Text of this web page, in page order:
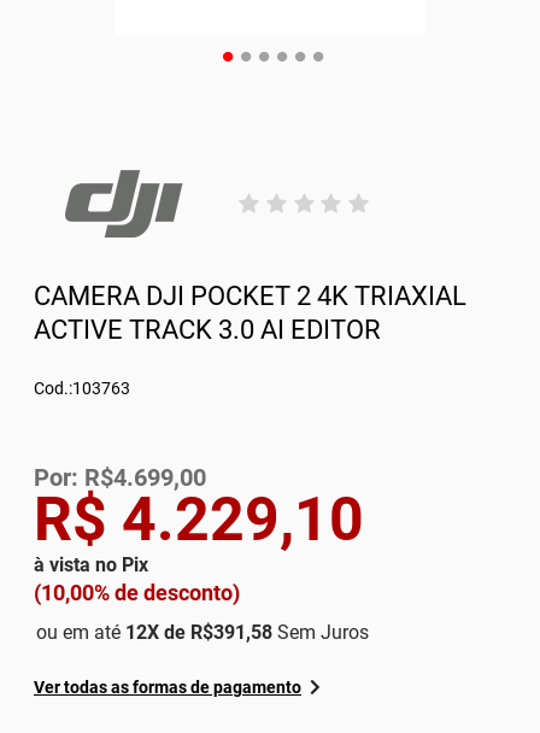
CAMERA DJI POCKET 2 4K TRIAXIAL
ACTIVE TRACK 3.0 AI EDITOR
Cod.:103763
R$ 4.229,10
à vista no Pix
(10,00% de desconto)
Por: R$4.699,00
ou em até 12X de R$391,58 Sem Juros
Ver todas as formas de pagamento